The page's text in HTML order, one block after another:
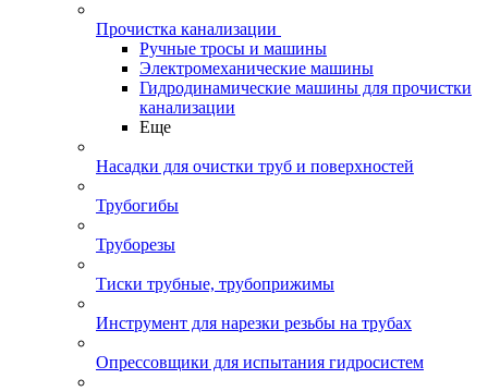
Прочистка канализации
Ручные тросы и машины
Электромеханические машины
Гидродинамические машины для прочистки
канализации
Еще
Насадки для очистки труб и поверхностей
Трубогибы
Труборезы
Тиски трубные, трубоприжимы
Инструмент для нарезки резьбы на трубах
Опрессовщики для испытания гидросистем